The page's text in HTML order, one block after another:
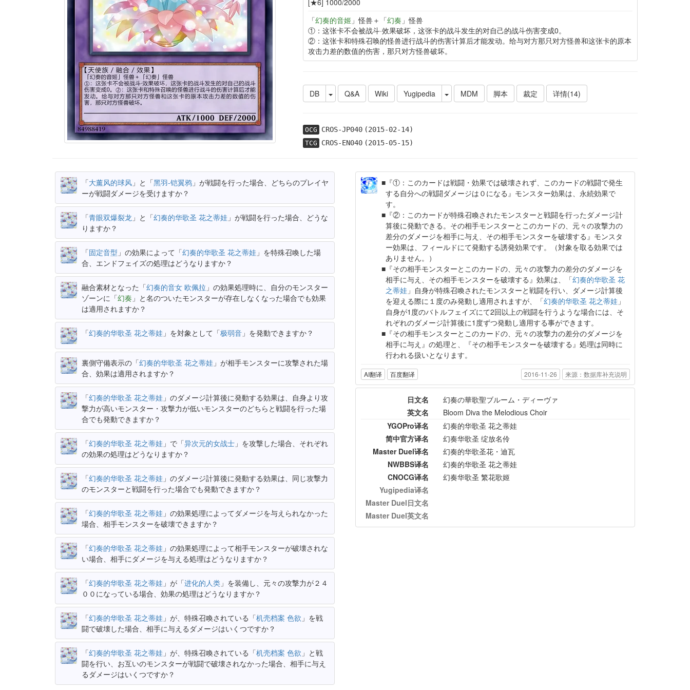
「幻奏的音姬 」怪兽＋「幻奏 」怪兽
①：这张卡不会被战斗·效果破坏，这张卡的战斗发生的对自己的战斗伤害变成0。
②：这张卡和特殊召唤的怪兽进行战斗的伤害计算后才能发动。给与对方那只对方怪兽和这张卡的原本
攻击力差的数值的伤害，那只对方怪兽破坏。
DB Q&A Wiki Yugipedia MDM 脚本 裁定 详情(14)
OCG CROS-JP040(2015-02-14)
TCG CROS-EN040(2015-05-15)
「大薰风的球风 」と「黑羽-铠翼鸦 」が戦闘を行った場合、どちらのプレイヤ
ーが戦闘ダメージを受けますか？
「青眼双爆裂龙 」と「幻奏的华歌圣 花之蒂娃 」が戦闘を行った場合、どうな
りますか？
「固定音型 」の効果によって「幻奏的华歌圣 花之蒂娃 」を特殊召喚した場
合、エンドフェイズの処理はどうなりますか？
融合素材となった「幻奏的音女 欧佩拉 」の効果処理時に、自分のモンスター
ゾーンに「幻奏 」と名のついたモンスターが存在しなくなった場合でも効果
は適用されますか？
「幻奏的华歌圣 花之蒂娃 」を対象として「极弱音 」を発動できますか？
裏側守備表示の「幻奏的华歌圣 花之蒂娃 」が相手モンスターに攻撃された場
合、効果は適用されますか？
「幻奏的华歌圣 花之蒂娃 」のダメージ計算後に発動する効果は、自身より攻
撃力が高いモンスター・攻撃力が低いモンスターのどちらと戦闘を行った場
合でも発動できますか？
「幻奏的华歌圣 花之蒂娃 」で「异次元的女战士 」を攻撃した場合、それぞれ
の効果の処理はどうなりますか？
「幻奏的华歌圣 花之蒂娃 」のダメージ計算後に発動する効果は、同じ攻撃力
のモンスターと戦闘を行った場合でも発動できますか？
「幻奏的华歌圣 花之蒂娃 」の効果処理によってダメージを与えられなかった
場合、相手モンスターを破壊できますか？
「幻奏的华歌圣 花之蒂娃 」の効果処理によって相手モンスターが破壊されな
い場合、相手にダメージを与える処理はどうなりますか？
「幻奏的华歌圣 花之蒂娃 」が「进化的人类 」を装備し、元々の攻撃力が２４
００になっている場合、効果の処理はどうなりますか？
「幻奏的华歌圣 花之蒂娃 」が、特殊召喚されている「机壳档案 色欲 」を戦
闘で破壊した場合、相手に与えるダメージはいくつですか？
「幻奏的华歌圣 花之蒂娃 」が、特殊召喚されている「机壳档案 色欲 」と戦
闘を行い、お互いのモンスターが戦闘で破壊されなかった場合、相手に与え
るダメージはいくつですか？
『①：このカードは戦闘・効果では破壊されず、このカードの戦闘で発生
する自分への戦闘ダメージは０になる』モンスター効果は、永続効果で
す。
『②：このカードが特殊召喚されたモンスターと戦闘を行ったダメージ計
算後に発動できる。その相手モンスターとこのカードの、元々の攻撃力の
差分のダメージを相手に与え、その相手モンスターを破壊する』モンスタ
ー効果は、フィールドにて発動する誘発効果です。（対象を取る効果では
ありません。）
『その相手モンスターとこのカードの、元々の攻撃力の差分のダメージを
相手に与え、その相手モンスターを破壊する』効果は、「幻奏的华歌圣 花
之蒂娃 」自身が特殊召喚されたモンスターと戦闘を行い、ダメージ計算後
を迎える際に１度のみ発動し適用されますが、「幻奏的华歌圣 花之蒂娃 」
自身が1度のバトルフェイズにて2回以上の戦闘を行うような場合には、そ
れぞれのダメージ計算後に1度ずつ発動し適用する事ができます。
『その相手モンスターとこのカードの、元々の攻撃力の差分のダメージを
相手に与え』の処理と、『その相手モンスターを破壊する』処理は同時に
行われる扱いとなります。
AI翻译 百度翻译 2016-11-26 来源：数据库补充说明
日文名
幻奏の華歌聖ブルーム・ディーヴァ
英文名
Bloom Diva the Melodious Choir
YGOPro译名
幻奏的华歌圣 花之蒂娃
简中官方译名
幻奏华歌圣 绽放名伶
Master Duel译名
幻奏的华歌圣花・迪瓦
NWBBS译名
幻奏的华歌圣 花之蒂娃
CNOCG译名
幻奏华歌圣 繁花歌姬
Yugipedia译名
Master Duel日文名
Master Duel英文名